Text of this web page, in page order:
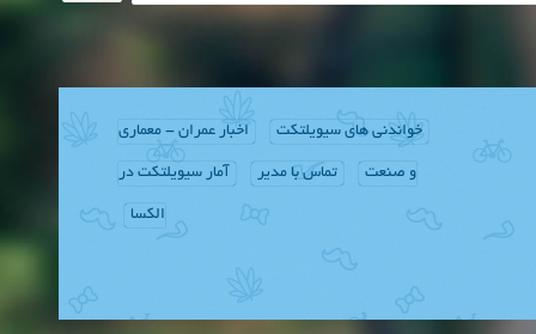
خواندنی های سیویلتکت اخبار عمران - معماری
و صنعت تماس با مدیر آمار سیویلتکت در
الکسا